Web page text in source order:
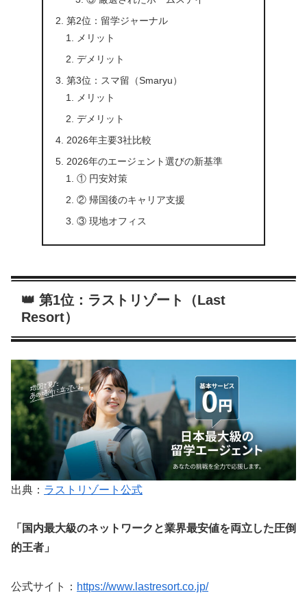
第2位：留学ジャーナル
メリット
デメリット
第3位：スマ留（Smaryu）
メリット
デメリット
2026年主要3社比較
2026年のエージェント選びの新基準
① 円安対策
② 帰国後のキャリア支援
③ 現地オフィス
👑 第1位：ラストリゾート（Last
Resort）
出典： ラストリゾート公式
「国内最大級のネットワークと業界最安値を両立した圧倒
的王者」
公式サイト： https://www.lastresort.co.jp/